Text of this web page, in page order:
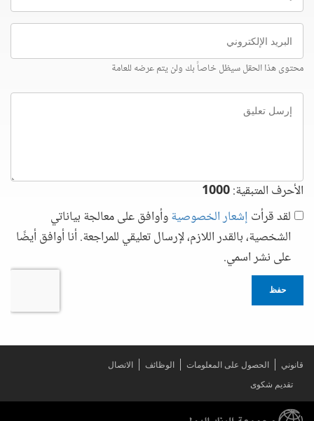
البريد
الإلكتروني
محتوى هذا الحقل سيظل خاصاً بك ولن يتم عرضه للعامة
إرسل
تعليق
الأحرف المتبقية:1000
لقد قرأت إشعار الخصوصيةوأوافق على معالجة بياناتي
الشخصية، بالقدر اللازم، لإرسال تعليقي للمراجعة. أنا أوافق أيضًا
على نشر اسمي.
حفظ
قانوني الحصول على المعلومات الوظائف
الاتصال
تقديم شكوى